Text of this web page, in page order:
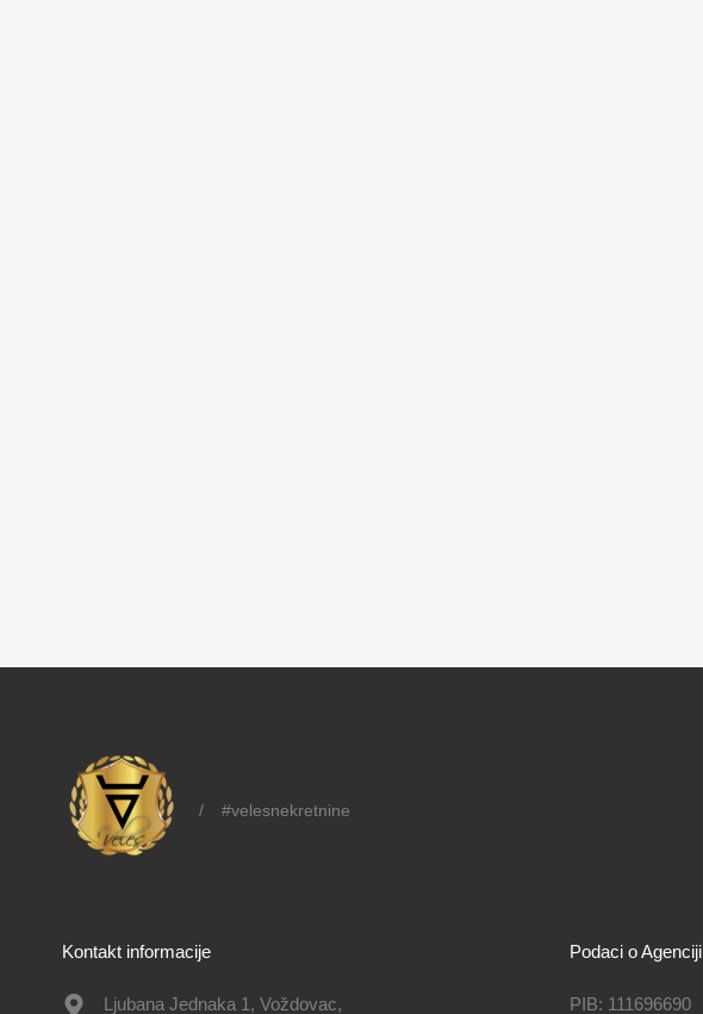
/ #velesnekretnine
Kontakt informacije
Ljubana Jednaka 1, Voždovac,
Podaci o Agenciji
PIB: 111696690